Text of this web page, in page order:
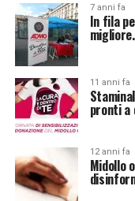
7 anni fa
In fila
11 anni fa
pronti a
12 anni fa
Midollo